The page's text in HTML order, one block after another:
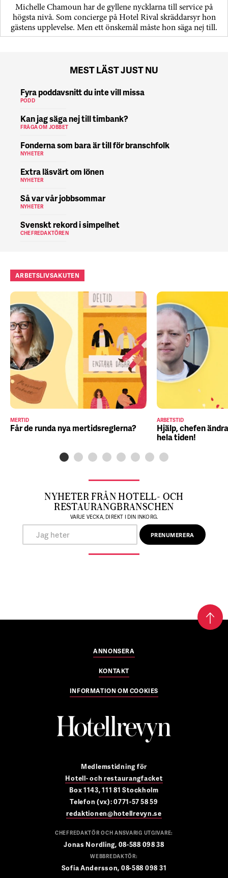
Michelle Chamoun har de gyllene nycklarna till service på
högsta nivå. Som concierge på Hotel Rival skräddarsyr hon
gästens upp­levelse. Men ett önskemål måste hon säga nej till.
MEST LÄST JUST NU
Fyra poddavsnitt du inte vill missa
PODD
Kan jag säga nej till timbank?
FRÅGA OM JOBBET
Fonderna som bara är till för branschfolk
NYHETER
Extra läsvärt om lönen
NYHETER
Så var vår jobbsommar
NYHETER
Svenskt rekord i simpelhet
CHEFREDAKTÖREN
ARBETSLIVSAKUTEN
MERTID
Får de runda nya mertidsreglerna?
ARBETSTID
Hjälp, chefen
hela tiden!
NYHETER FRÅN HOTELL- OCH
RESTAURANGBRANSCHEN
VARJE VECKA, DIREKT I DIN INKORG.
ANNONSERA
KONTAKT
INFORMATION OM COOKIES
Medlemstidning för
Hotell- och restaurangfacket
Box 1143, 111 81 Stockholm
Telefon (vx): 0771-57 58 59
redaktionen@hotellrevyn.se
CHEFREDAKTÖR OCH ANSVARIG UTGIVARE:
Jonas Nordling, 08-588 098 38
WEBBREDAKTÖR:
Sofia Andersson, 08-588 098 31